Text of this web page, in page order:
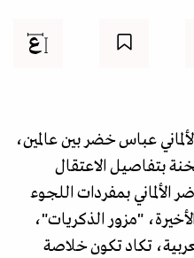
عباس خضر بين عالمين،
بتفاصيل الاعتقال
الألماني بمفردات اللجوء
"مزور الذكريات"،
تكاد تكون خلاصة